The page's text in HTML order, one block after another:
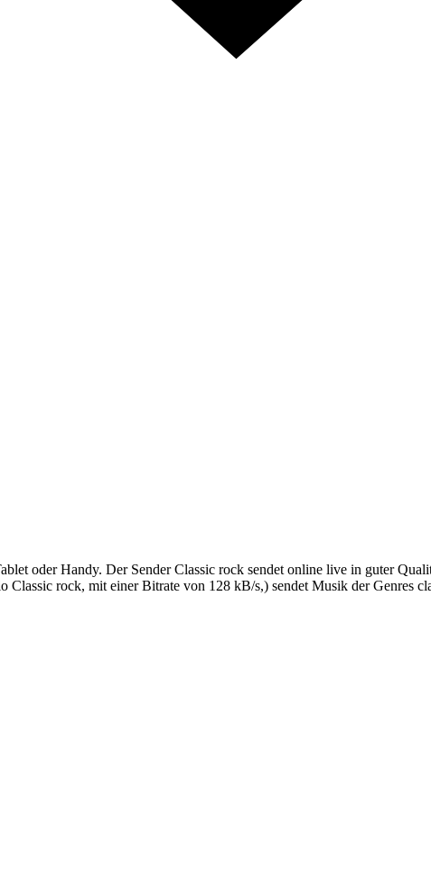
oder Handy. Der Sender Classic rock sendet online live in guter
rock, mit einer Bitrate von 128 kB/s,) sendet Musik der Genres